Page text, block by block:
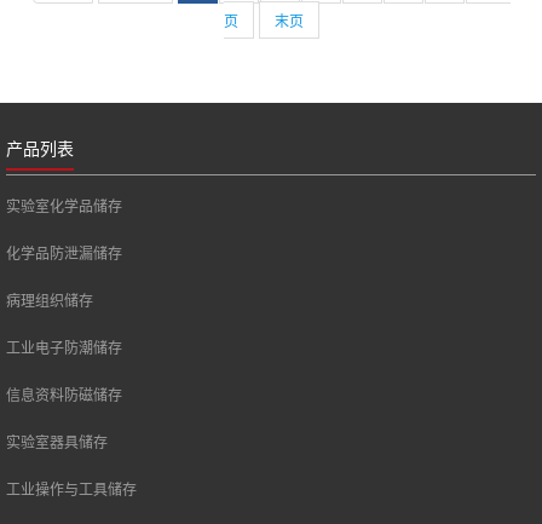
页
末页
产品列表
实验室化学品储存
化学品防泄漏储存
病理组织储存
工业电子防潮储存
信息资料防磁储存
实验室器具储存
工业操作与工具储存